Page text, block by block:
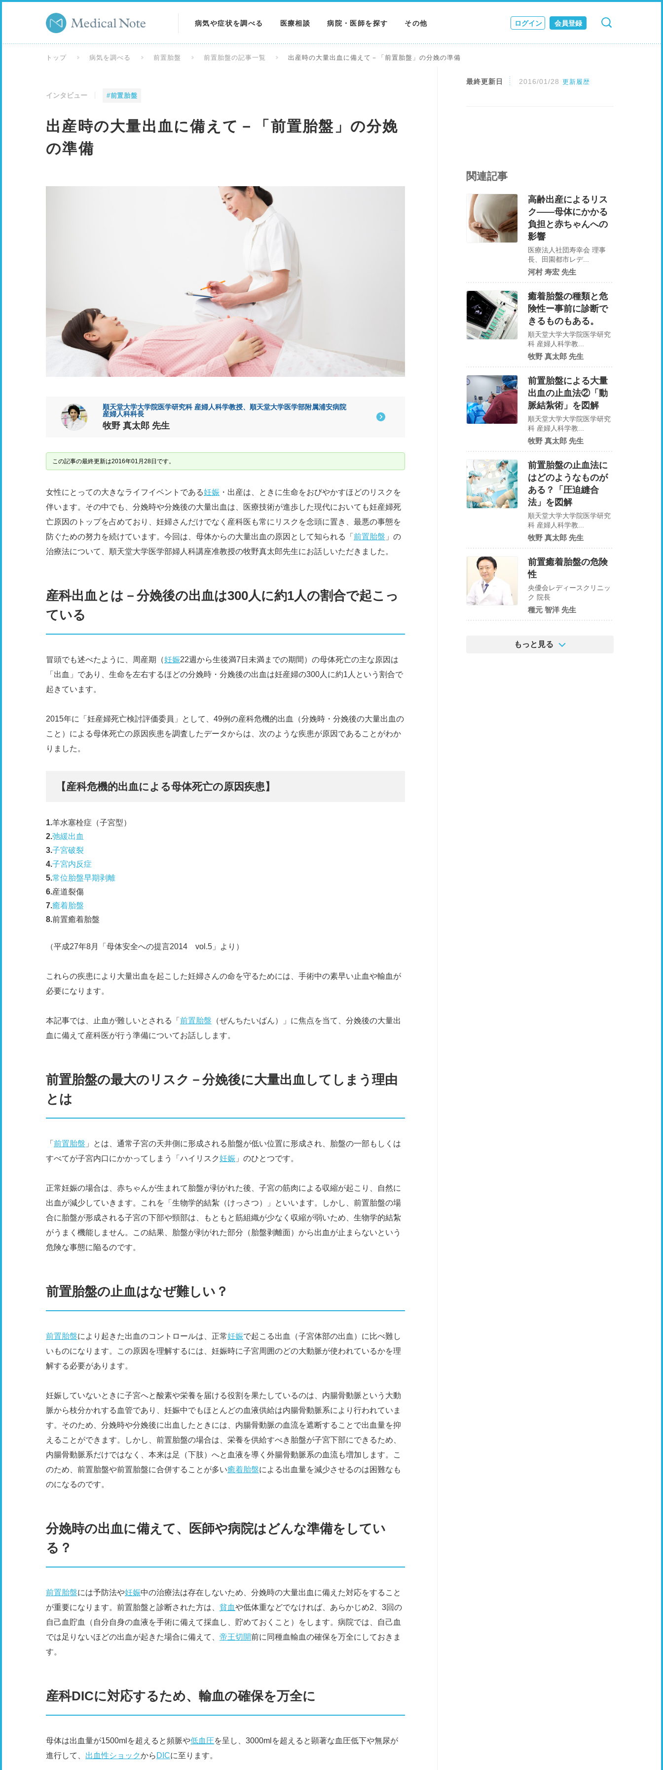
病気や症状を調べる 医療相談 病院・医師を探す その他 ログイン 会員登録
検索 キャンセル
トップ 病気を調べる 前置胎盤 前置胎盤の記事一覧 出産時の大量出血に備えて－「前置胎盤」の分娩の準備
インタビュー #前置胎盤
出産時の大量出血に備えて－「前置胎盤」の分娩
の準備
順天堂大学大学院医学研究科 産婦人科学教授、順天堂大学医学部附属浦安病院
産婦人科科長
牧野 真太郎 先生
この記事の最終更新は2016年01月28日です。
女性にとっての大きなライフイベントである妊娠 ・出産は、ときに生命をおびやかすほどのリスクを
伴います。その中でも、分娩時や分娩後の大量出血は、医療技術が進歩した現代においても妊産婦死
亡原因のトップを占めており、妊婦さんだけでなく産科医も常にリスクを念頭に置き、最悪の事態を
防ぐための努力を続けています。今回は、母体からの大量出血の原因として知られる「 前置胎盤 」の
治療法について、順天堂大学医学部婦人科講座准教授の牧野真太郎先生にお話しいただきました。
産科出血とは－分娩後の出血は300人に約1人の割合で起こっ
ている
冒頭でも述べたように、周産期（妊娠22週から生後満7日未満までの期間）の母体死亡の主な原因は
「出血」であり、生命を左右するほどの分娩時・分娩後の出血は妊産婦の300人に約1人という割合で
起きています。
2015年に「妊産婦死亡検討評価委員」として、49例の産科危機的出血（分娩時・分娩後の大量出血の
こと）による母体死亡の原因疾患を調査したデータからは、次のような疾患が原因であることがわか
りました。
【産科危機的出血による母体死亡の原因疾患】
羊水塞栓症（子宮型）
弛緩出血
子宮破裂
子宮内反症
常位胎盤早期剥離
産道裂傷
癒着胎盤
前置癒着胎盤
（平成27年8月「母体安全への提言2014 vol.5」より）
これらの疾患により大量出血を起こした妊婦さんの命を守るためには、手術中の素早い止血や輸血が
必要になります。
本記事では、止血が難しいとされる「 前置胎盤 （ぜんちたいばん）」に焦点を当て、分娩後の大量出
血に備えて産科医が行う準備についてお話しします。
前置胎盤の最大のリスク－分娩後に大量出血してしまう理由
とは
「 前置胎盤 」とは、通常子宮の天井側に形成される胎盤が低い位置に形成され、胎盤の一部もしくは
すべてが子宮内口にかかってしまう「ハイリスク妊娠 」のひとつです。
正常妊娠の場合は、赤ちゃんが生まれて胎盤が剥がれた後、子宮の筋肉による収縮が起こり、自然に
出血が減少していきます。これを「生物学的結紮（けっさつ）」といいます。しかし、前置胎盤の場
合に胎盤が形成される子宮の下部や頸部は、もともと筋組織が少なく収縮が弱いため、生物学的結紮
がうまく機能しません。この結果、胎盤が剥がれた部分（胎盤剥離面）から出血が止まらないという
危険な事態に陥るのです。
前置胎盤の止血はなぜ難しい？
前置胎盤により起きた出血のコントロールは、正常妊娠で起こる出血（子宮体部の出血）に比べ難し
いものになります。この原因を理解するには、妊娠時に子宮周囲のどの大動脈が使われているかを理
解する必要があります。
妊娠していないときに子宮へと酸素や栄養を届ける役割を果たしているのは、内腸骨動脈という大動
脈から枝分かれする血管であり、妊娠中でもほとんどの血液供給は内腸骨動脈系により行われていま
す。そのため、分娩時や分娩後に出血したときには、内腸骨動脈の血流を遮断することで出血量を抑
えることができます。しかし、前置胎盤の場合は、栄養を供給すべき胎盤が子宮下部にできるため、
内腸骨動脈系だけではなく、本来は足（下肢）へと血液を導く外腸骨動脈系の血流も増加します。こ
のため、前置胎盤や前置胎盤に合併することが多い癒着胎盤による出血量を減少させるのは困難なも
のになるのです。
分娩時の出血に備えて、医師や病院はどんな準備をしてい
る？
前置胎盤には予防法や妊娠中の治療法は存在しないため、分娩時の大量出血に備えた対応をすること
が重要になります。前置胎盤と診断された方は、 貧血や低体重などでなければ、あらかじめ2、3回の
自己血貯血（自分自身の血液を手術に備えて採血し、貯めておくこと）をします。病院では、自己血
では足りないほどの出血が起きた場合に備えて、 帝王切開前に同種血輸血の確保を万全にしておきま
す。
産科DICに対応するため、輸血の確保を万全に
母体は出血量が1500mlを超えると頻脈や低血圧を呈し、3000mlを超えると顕著な血圧低下や無尿が
進行して、 出血性ショックから DICに至ります。
最終更新日 2016/01/28 更新履歴
関連記事
高齢出産によるリス
ク――母体にかかる
負担と赤ちゃんへの
影響
医療法人社団寿幸会 理事
長、田園都市レデ...
河村 寿宏 先生
癒着胎盤の種類と危
険性ー事前に診断で
きるものもある。
順天堂大学大学院医学研究
科 産婦人科学教...
牧野 真太郎 先生
前置胎盤による大量
出血の止血法②「動
脈結紮術」を図解
順天堂大学大学院医学研究
科 産婦人科学教...
牧野 真太郎 先生
前置胎盤の止血法に
はどのようなものが
ある？「圧迫縫合
法」を図解
順天堂大学大学院医学研究
科 産婦人科学教...
牧野 真太郎 先生
前置癒着胎盤の危険
性
央優会レディースクリニッ
ク 院長
種元 智洋 先生
もっと見る